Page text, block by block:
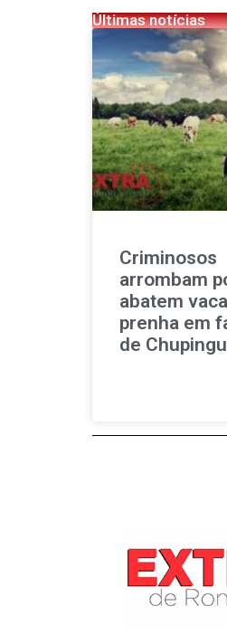
Últimas notícias
Criminosos
arrombam
abatem
prenha em
de